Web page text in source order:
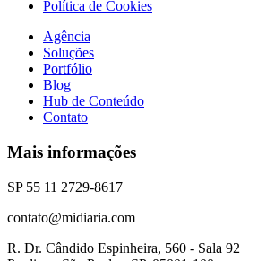
Política de Cookies
Agência
Soluções
Portfólio
Blog
Hub de Conteúdo
Contato
Mais informações
SP 55 11 2729-8617
contato@midiaria.com
R. Dr. Cândido Espinheira, 560 - Sala 92